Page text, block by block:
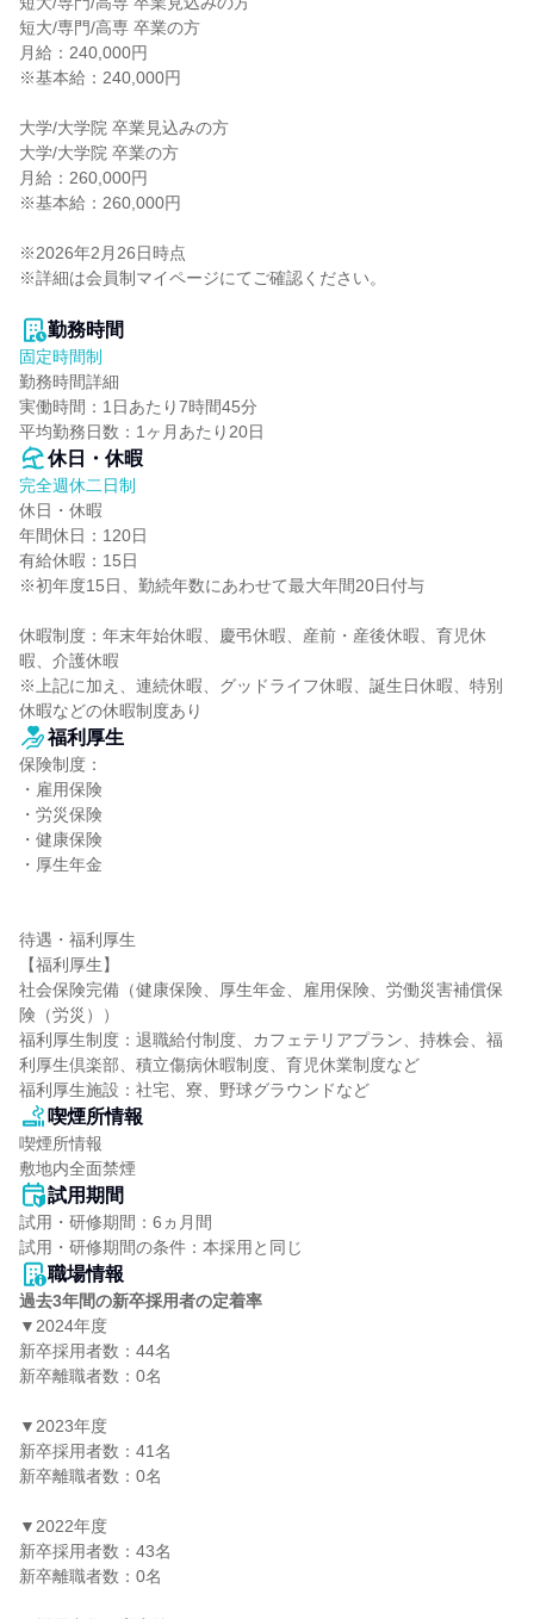
短大/専門/高専 卒業の方
月給：240,000円
※基本給：240,000円
大学/大学院 卒業見込みの方
大学/大学院 卒業の方
月給：260,000円
※基本給：260,000円
※2026年2月26日時点
※詳細は会員制マイページにてご確認ください。
勤務時間
固定時間制
勤務時間詳細
実働時間：1日あたり7時間45分
平均勤務日数：1ヶ月あたり20日
休日・休暇
完全週休二日制
休日・休暇
年間休日：120日
有給休暇：15日
※初年度15日、勤続年数にあわせて最大年間20日付与
休暇制度：年末年始休暇、慶弔休暇、産前・産後休暇、育児休
暇、介護休暇
※上記に加え、連続休暇、グッドライフ休暇、誕生日休暇、特別
休暇などの休暇制度あり
福利厚生
保険制度：
・雇用保険
・労災保険
・健康保険
・厚生年金
待遇・福利厚生
【福利厚生】
社会保険完備（健康保険、厚生年金、雇用保険、労働災害補償保
険（労災））
福利厚生制度：退職給付制度、カフェテリアプラン、持株会、福
利厚生倶楽部、積立傷病休暇制度、育児休業制度など
福利厚生施設：社宅、寮、野球グラウンドなど
喫煙所情報
喫煙所情報
敷地内全面禁煙
試用期間
試用・研修期間：6ヵ月間
職場情報
過去3年間の新卒採用者の定着率
▼2024年度
新卒採用者数：44名
新卒離職者数：0名
▼2023年度
新卒採用者数：41名
新卒離職者数：0名
▼2022年度
新卒採用者数：43名
新卒離職者数：0名